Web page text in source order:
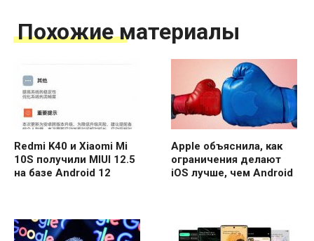
Похожие материалы
Redmi K40 и Xiaomi Mi
10S получили MIUI 12.5
на базе Android 12
Apple объяснила, как
ограничения делают
iOS лучше, чем Android